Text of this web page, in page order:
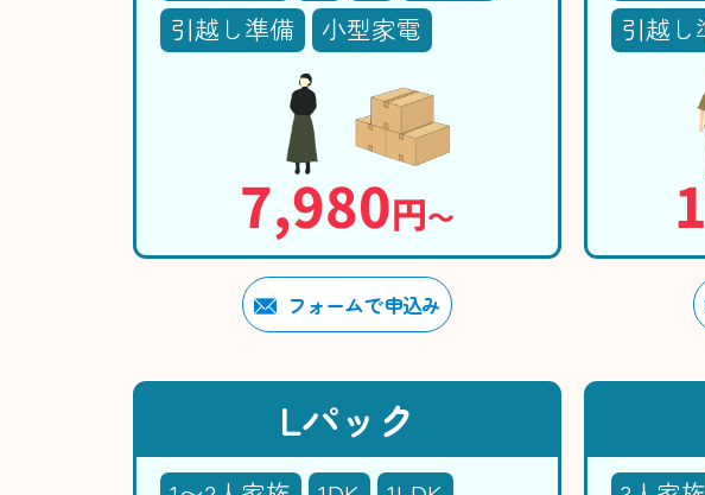
引越し準備
小型家電
7,980円〜
フォームで申込み
引越し
Lパック